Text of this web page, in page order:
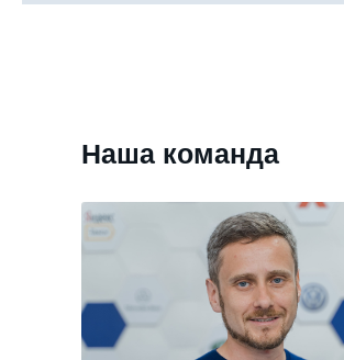
Наша команда